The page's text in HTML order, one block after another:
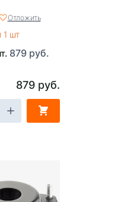
Отложить
1 шт
879 руб.
879 руб.